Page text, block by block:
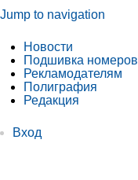
Jump to navigation
Новости
Подшивка номеров
Рекламодателям
Полиграфия
Редакция
Вход